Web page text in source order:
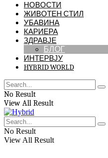
НОВОСТИ
ЖИВОТЕН СТИЛ
УБАВИНА
КАРИЕРА
ЗДРАВЈЕ
БЛОГ
ИНТЕРВЈУ
HYBRID WORLD
No Result
View All Result
No Result
View All Result